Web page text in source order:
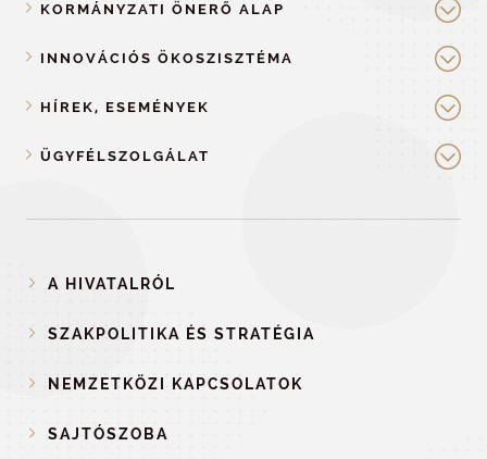
KORMÁNYZATI ÖNERŐ ALAP
INNOVÁCIÓS ÖKOSZISZTÉMA
HÍREK, ESEMÉNYEK
ÜGYFÉLSZOLGÁLAT
A HIVATALRÓL
SZAKPOLITIKA ÉS STRATÉGIA
NEMZETKÖZI KAPCSOLATOK
SAJTÓSZOBA